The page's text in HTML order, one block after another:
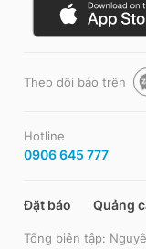
Theo dõi báo trên
Hotline
0906 645 777
Đặt báo Quảng
Tổng biên tập: